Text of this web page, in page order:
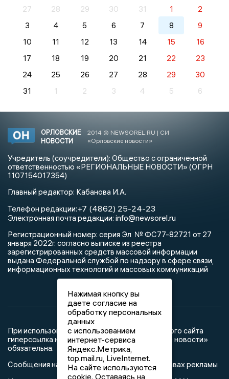
27
28 29 30 31 1
2
3
4 5 6 7 8
9
10
11 12 13 14 15
16
17
18 19 20 21 22
23
24
25 26 27 28 29
30
31
1 2 3 4 5 6
ОРЛОВСКИЕ
НОВОСТИ
2014 © NEWSOREL.RU | СИ
«Орловские новости»
Учредитель (соучредители): Общество с ограниченной
ответственностью «РЕГИОНАЛЬНЫЕ НОВОСТИ» (ОГРН
1107154017354)
Главный редактор: Кабанова И.А.
Телефон редакции:+7 (4862) 25-24-23
Электронная почта редакции: info@newsorel.ru
Регистрационный номер: серия Эл № ФС77-82721 от 27
января 2022г. согласно выписке из реестра
зарегистрированных средств массовой информации
выдана Федеральной службой по надзору в сфере связи,
информационных технологий и массовых коммуникаций
При использовании любого материала с данного сайта
гиперссылка на Сетевое издание «Орловские новости»
обязательна.
Сообщения на сером фоне размещены на правах рекламы
Нажимая кнопку вы
даете согласие на
обработку персональных
данных
с использованием
интернет-сервиса
Яндекс.Метрика,
top.mail.ru, LiveInternet.
На сайте используются
cookie. Оставаясь на